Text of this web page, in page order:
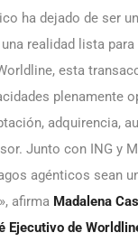
ha dejado de ser
realidad lista
esta
plenamente
adquirencia,
Junto con ING y
agénticos sean
afirma Madalena
Ejecutivo de